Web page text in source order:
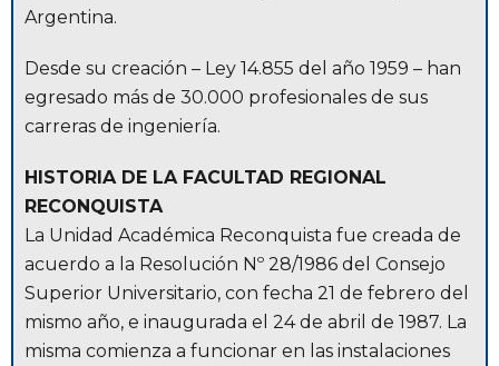
Argentina.
Desde su creación – Ley 14.855 del año 1959 – han
egresado más de 30.000 profesionales de sus
carreras de ingeniería.
HISTORIA DE LA FACULTAD REGIONAL
RECONQUISTA
La Unidad Académica Reconquista fue creada de
acuerdo a la Resolución Nº 28/1986 del Consejo
Superior Universitario, con fecha 21 de febrero del
mismo año, e inaugurada el 24 de abril de 1987. La
misma comienza a funcionar en las instalaciones